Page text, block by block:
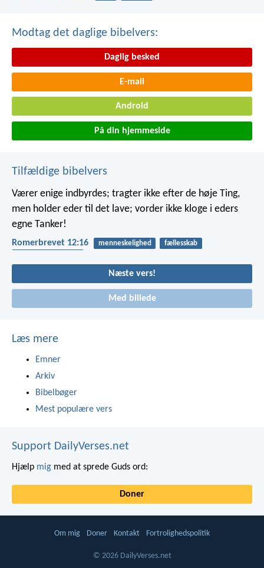
Modtag det daglige bibelvers:
Daglig besked
E-mail
Android
På din hjemmeside
Tilfældige bibelvers
Værer enige indbyrdes; tragter ikke efter de høje Ting,
men holder eder til det lave; vorder ikke kloge i eders
egne Tanker!
Romerbrevet 12:16 menneskelighed
fællesskab
Næste vers!
Med billede
Læs mere
Emner
Arkiv
Bibelbøger
Mest populære vers
Support DailyVerses.net
Hjælp mig med at sprede Guds ord:
Doner
Om mig Doner Kontakt Fortrolighedspolitik
© 2026 DailyVerses.net